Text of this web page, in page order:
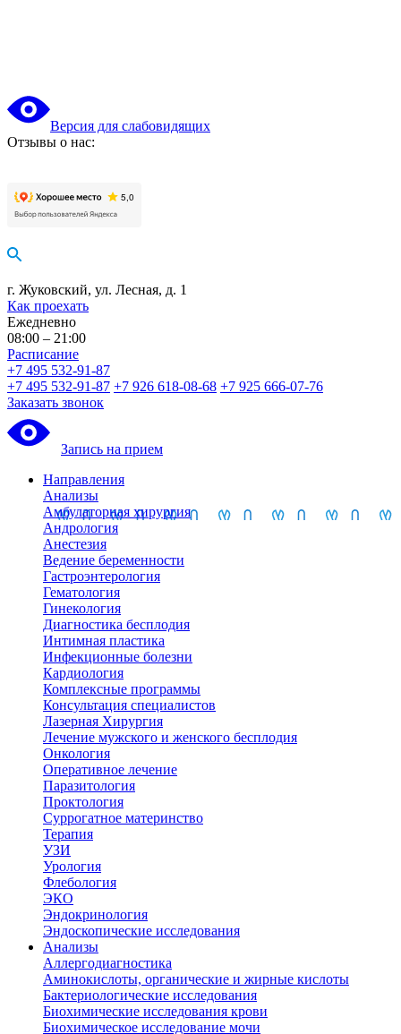
Версия для слабовидящих
Отзывы о нас:
г. Жуковский, ул. Лесная, д. 1
Как проехать
Ежедневно
08:00 – 21:00
Расписание
+7 495 532-91-87
+7 495 532-91-87 +7 926 618-08-68 +7 925 666-07-76
Заказать звонок
Запись на прием
Направления
Анализы
Амбулаторная хирургия
Андрология
Анестезия
Ведение беременности
Гастроэнтерология
Гематология
Гинекология
Диагностика бесплодия
Интимная пластика
Инфекционные болезни
Кардиология
Комплексные программы
Консультация специалистов
Лазерная Хирургия
Лечение мужского и женского бесплодия
Онкология
Оперативное лечение
Паразитология
Проктология
Суррогатное материнство
Терапия
УЗИ
Урология
Флебология
ЭКО
Эндокринология
Эндоскопические исследования
Анализы
Аллергодиагностика
Аминокислоты, органические и жирные кислоты
Бактериологические исследования
Биохимические исследования крови
Биохимическое исследование мочи